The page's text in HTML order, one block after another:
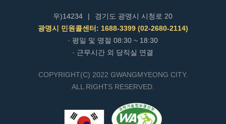
우)14234 |
경기도 광명시 시청로 20
광명시 민원콜센터: 1688-3399 (02-2680-2114)
· 평일 및 명절 08:30 ~ 18:30
· 근무시간 외 당직실 연결
COPYRIGHT(C) 2022 GWANGMYEONG CITY.
ALL RIGHTS RESERVED.